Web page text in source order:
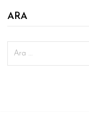
ARA